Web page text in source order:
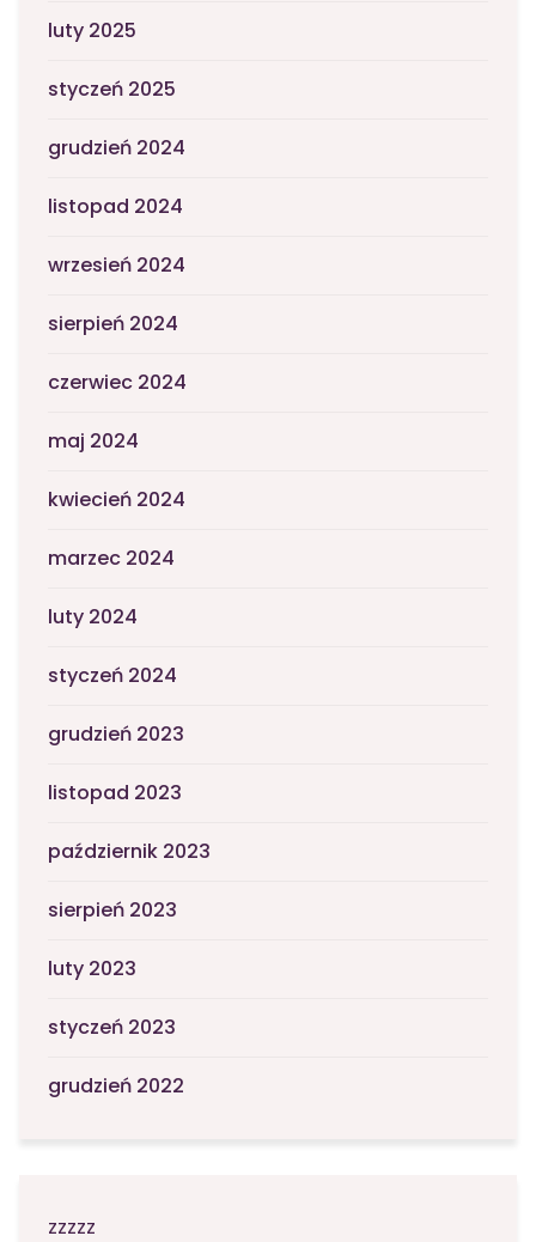
luty 2025
styczeń 2025
grudzień 2024
listopad 2024
wrzesień 2024
sierpień 2024
czerwiec 2024
maj 2024
kwiecień 2024
marzec 2024
luty 2024
styczeń 2024
grudzień 2023
listopad 2023
październik 2023
sierpień 2023
luty 2023
styczeń 2023
grudzień 2022
zzzzz